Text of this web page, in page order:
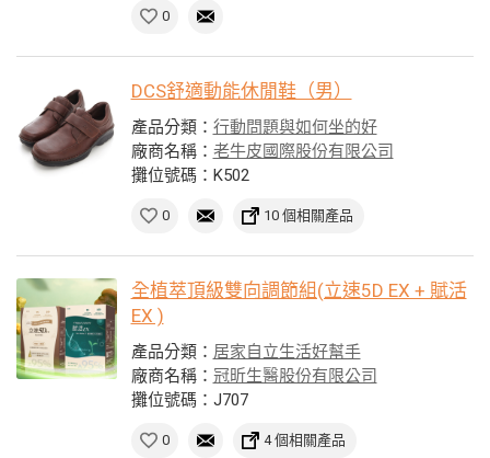
0
DCS舒適動能休閒鞋（男）
產品分類： 行動問題與如何坐的好
廠商名稱： 老牛皮國際股份有限公司
攤位號碼：K502
0 10 個相關產品
全植萃頂級雙向調節組(立速5D EX + 賦活
EX )
產品分類： 居家自立生活好幫手
廠商名稱： 冠昕生醫股份有限公司
攤位號碼：J707
0 4 個相關產品